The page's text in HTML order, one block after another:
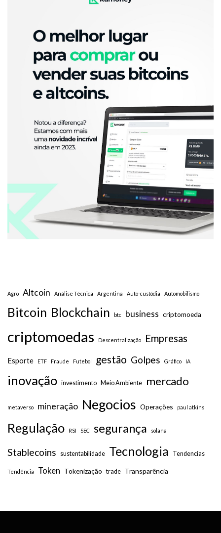
Agro Altcoin Análise Técnica Argentina Auto-custódia Automobilismo
Bitcoin Blockchain btc business criptomoeda
criptomoedas Descentralização Empresas
Esporte ETF Fraude Futebol gestão Golpes Gráfico IA
inovação investimento Meio Ambiente mercado
metaverso mineração Negocios Operações paul atkins
Regulação RSI SEC segurança solana
Stablecoins sustentabilidade Tecnologia Tendencias
Tendência Token Tokenização trade Transparência